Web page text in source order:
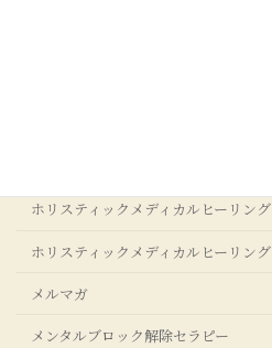
ホリスティックメディカルヒーリング
ホリスティックメディカルヒーリング
メルマガ
メンタルブロック解除セラピー